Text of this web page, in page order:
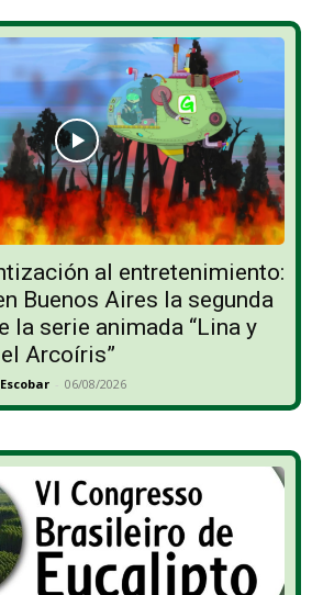
al entretenimiento:
Buenos Aires la segunda
la serie animada “Lina y
Arcoíris”
- 06/08/2026